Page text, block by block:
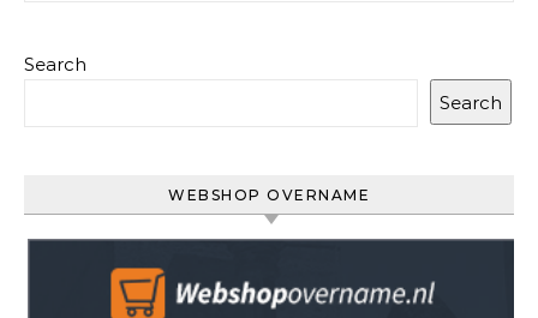
Search
Search
WEBSHOP OVERNAME